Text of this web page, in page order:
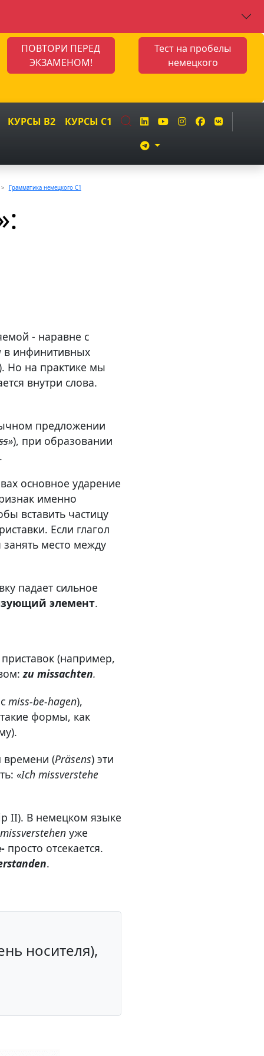
ПОВТОРИ ПЕРЕД
ЭКЗАМЕНОМ!
Тест на пробелы
немецкого
КУРСЫ B2 КУРСЫ C1
Грамматика немецкого C1
- наравне с
в инфинитивных
Но на практике мы
внутри слова.
предложении
»), при образовании
основное ударение
именно
вставить частицу
Если глагол
занять место между
падает сильное
элемент.
(например,
zu missachten.
miss-be-hagen),
формы, как
времени (Präsens) эти
«Ich missverstehe
II). В немецком языке
missverstehenуже
просто отсекается.
.
носителя),